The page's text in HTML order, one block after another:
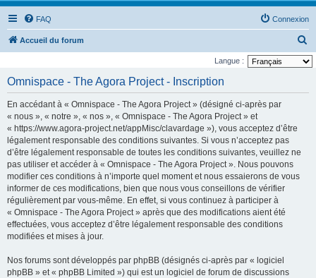
FAQ Connexion
Accueil du forum
e
Langue :
Omnispace - The Agora Project - Inscription
En accédant à « Omnispace - The Agora Project » (désigné ci-après par
« nous », « notre », « nos », « Omnispace - The Agora Project » et
« https://www.agora-project.net/appMisc/clavardage »), vous acceptez d’être
légalement responsable des conditions suivantes. Si vous n’acceptez pas
d’être légalement responsable de toutes les conditions suivantes, veuillez ne
pas utiliser et accéder à « Omnispace - The Agora Project ». Nous pouvons
modifier ces conditions à n’importe quel moment et nous essaierons de vous
informer de ces modifications, bien que nous vous conseillons de vérifier
régulièrement par vous-même. En effet, si vous continuez à participer à
« Omnispace - The Agora Project » après que des modifications aient été
effectuées, vous acceptez d’être légalement responsable des conditions
modifiées et mises à jour.
Nos forums sont développés par phpBB (désignés ci-après par « logiciel
phpBB » et « phpBB Limited ») qui est un logiciel de forum de discussions